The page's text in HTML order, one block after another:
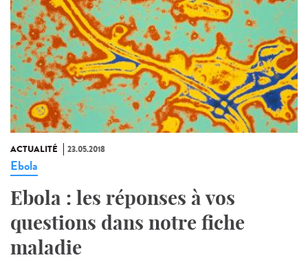
ACTUALITÉ 23.05.2018
Ebola
Ebola : les réponses à vos
questions dans notre fiche
maladie